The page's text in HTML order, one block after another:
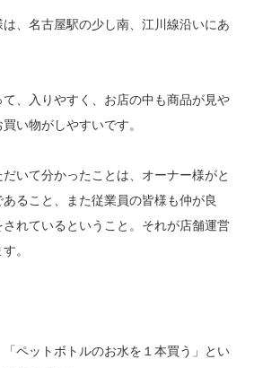
、名古屋駅の少し南、江川線沿いにあ
、入りやすく、お店の中も商品が見や
い物がしやすいです。
いて分かったことは、オーナー様がと
ること、また従業員の皆様も仲が良
れているということ。それが店舗運営
。
ペットボトルのお水を１本買う」とい